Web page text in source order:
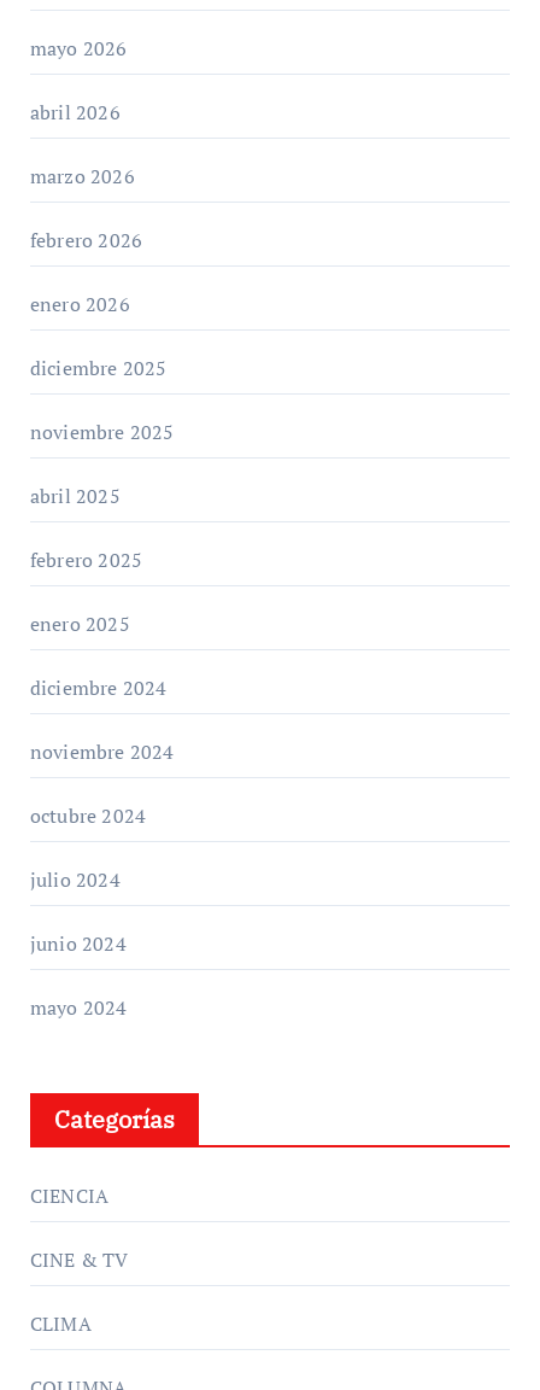
mayo 2026
abril 2026
marzo 2026
febrero 2026
enero 2026
diciembre 2025
noviembre 2025
abril 2025
febrero 2025
enero 2025
diciembre 2024
noviembre 2024
octubre 2024
julio 2024
junio 2024
mayo 2024
Categorías
CIENCIA
CINE & TV
CLIMA